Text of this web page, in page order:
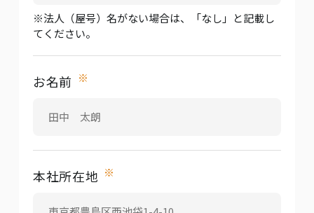
※法人（屋号）名がない場合は、「なし」と記載し
てください。
お名前 ※
本社所在地 ※